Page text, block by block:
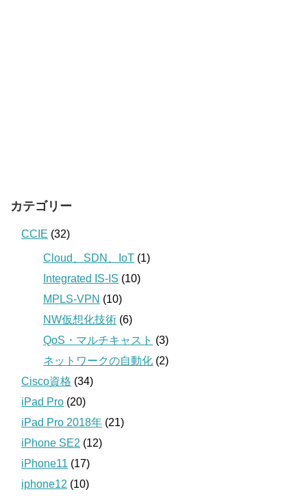
カテゴリー
CCIE (32)
Cloud、SDN、IoT (1)
Integrated IS-IS (10)
MPLS-VPN (10)
NW仮想化技術 (6)
QoS・マルチキャスト (3)
ネットワークの自動化 (2)
Cisco資格 (34)
iPad Pro (20)
iPad Pro 2018年 (21)
iPhone SE2 (12)
iPhone11 (17)
iphone12 (10)